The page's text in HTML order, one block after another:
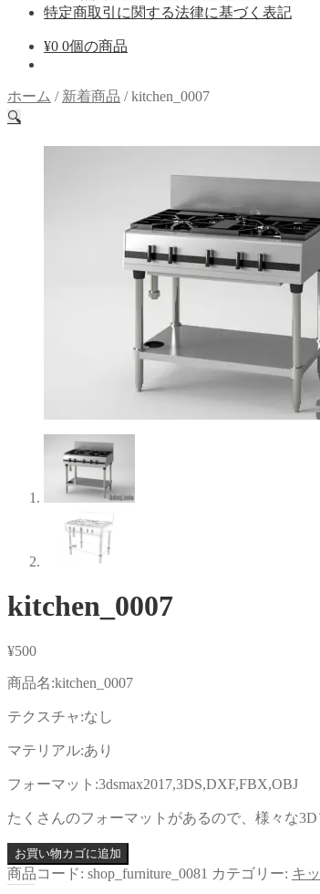
特定商取引に関する法律に基づく表記
¥0 0個の商品
ホーム / 新着商品 /kitchen_0007
🔍
kitchen_0007
¥500
商品名:kitchen_0007
テクスチャ:なし
マテリアル:あり
フォーマット:3dsmax2017,3DS,DXF,FBX,OBJ
たくさんのフォーマットがあるので、様々な
お買い物カゴに追加
商品コード: shop_furniture_0081 カテゴリー: キ